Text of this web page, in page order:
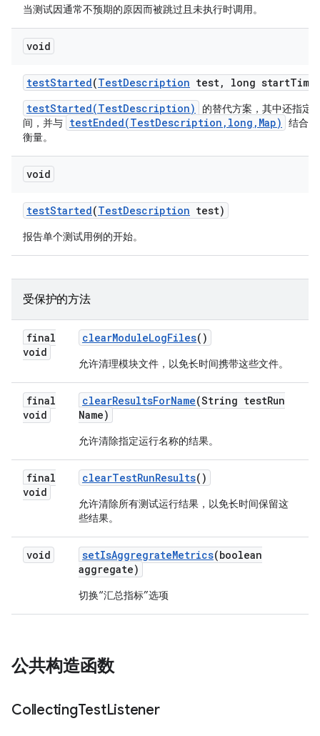
当测试因通常不预期的原因而被跳过且未执行时调用。
void
testStarted(TestDescription test, long start
testStarted(TestDescription)
的替代方案，其中还指定
间，并与 testEnded(TestDescription,long,Map)
结合
衡量。
void
testStarted(TestDescription test)
报告单个测试用例的开始。
受保护的方法
final
void
clearModuleLogFiles()
允许清理模块文件，以免长时间携带这些文件。
final
void
clearResultsForName(String testRun
Name)
允许清除指定运行名称的结果。
final
void
clearTestRunResults()
允许清除所有测试运行结果，以免长时间保留这
些结果。
void setIsAggregrateMetrics(boolean
aggregate)
切换“汇总指标”选项
公共构造函数
CollectingTestListener